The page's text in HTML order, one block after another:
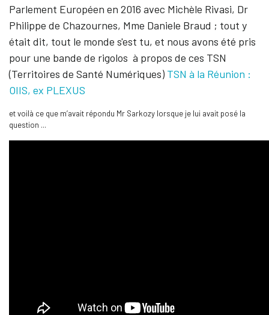
Parlement Européen en 2016 avec Michèle Rivasi, Dr
Philippe de Chazournes, Mme Daniele Braud ; tout y
était dit, tout le monde s'est tu, et nous avons été pris
pour une bande de rigolos à propos de ces TSN
(Territoires de Santé Numériques) TSN à la Réunion :
OIIS, ex PLEXUS
et voilà ce que m’avait répondu Mr Sarkozy lorsque je lui avait posé la
question ...